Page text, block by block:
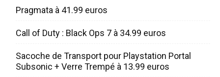
Pragmata à 41.99 euros
Call of Duty : Black Ops 7 à 34.99 euros
Sacoche de Transport pour Playstation Portal
Subsonic + Verre Trempé à 13.99 euros